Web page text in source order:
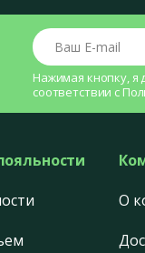
Ваш E-mail
Нажимая кнопку, я
соответствии с
О